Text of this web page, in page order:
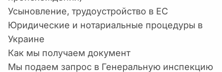
Усыновление, трудоустройство в ЕС
Юридические и нотариальные процедуры в
Украине
Как мы получаем документ
Мы подаем запрос в Генеральную инспекцию